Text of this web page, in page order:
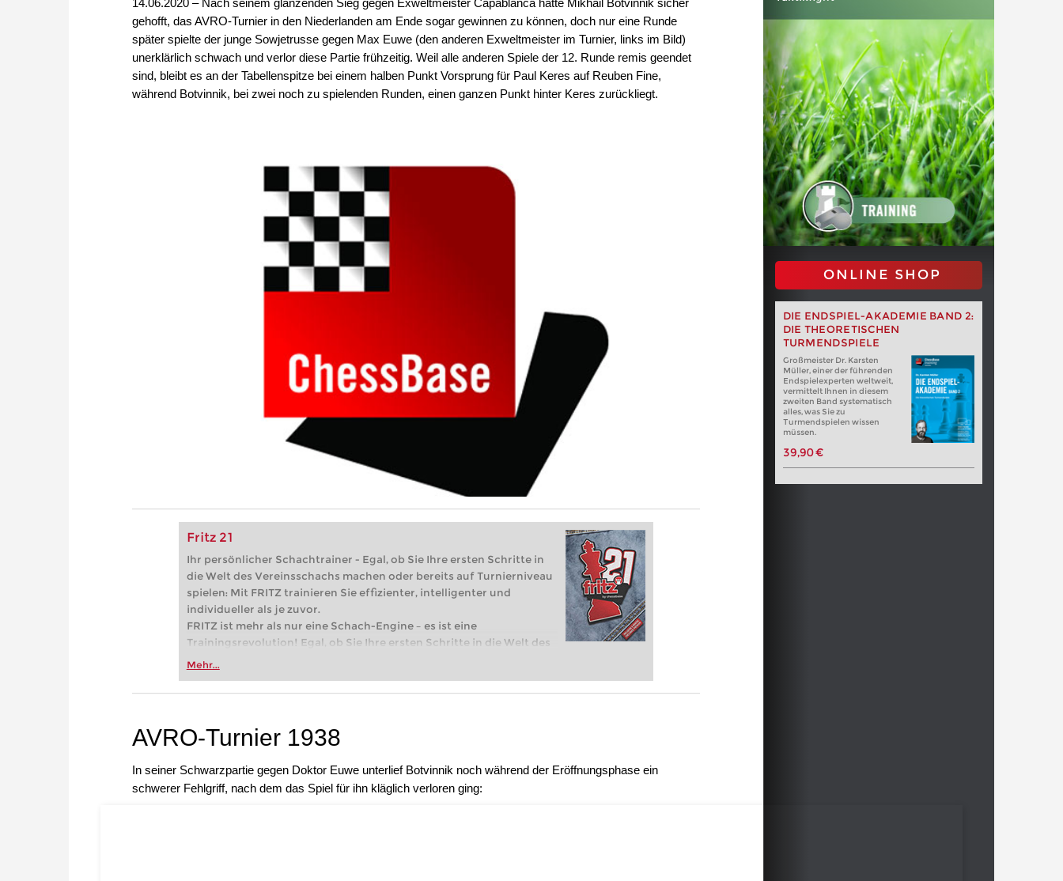
gehofft, das AVRO-Turnier in den Niederlanden am Ende sogar gewinnen zu können, doch nur eine Runde
später spielte der junge Sowjetrusse gegen Max Euwe (den anderen Exweltmeister im Turnier, links im Bild)
unerklärlich schwach und verlor diese Partie frühzeitig. Weil alle anderen Spiele der 12. Runde remis geendet
sind, bleibt es an der Tabellenspitze bei einem halben Punkt Vorsprung für Paul Keres auf Reuben Fine,
während Botvinnik, bei zwei noch zu spielenden Runden, einen ganzen Punkt hinter Keres zurückliegt.
Fritz 21
Ihr persönlicher Schachtrainer - Egal, ob Sie Ihre ersten Schritte in
die Welt des Vereinsschachs machen oder bereits auf Turnierniveau
spielen: Mit FRITZ trainieren Sie effizienter, intelligenter und
individueller als je zuvor.
FRITZ ist mehr als nur eine Schach-Engine – es ist eine
Trainingsrevolution! Egal, ob Sie Ihre ersten Schritte in die Welt des
Vereinsschachs machen oder bereits auf Turnierniveau spielen: Mit
zuvor.
Mehr...
ONLINE SHOP
DIE ENDSPIEL-AKADEMIE BAND 2:
DIE THEORETISCHEN
TURMENDSPIELE
Großmeister Dr. Karsten
Müller, einer der führenden
Endspielexperten weltweit,
vermittelt Ihnen in diesem
zweiten Band systematisch
alles, was Sie zu
Turmendspielen wissen
müssen.
39,90 €
AVRO-Turnier 1938
In seiner Schwarzpartie gegen Doktor Euwe unterlief Botvinnik noch während der Eröffnungsphase ein
schwerer Fehlgriff, nach dem das Spiel für ihn kläglich verloren ging: